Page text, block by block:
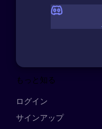
もっと知る
ログイン
サインアップ